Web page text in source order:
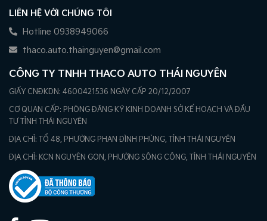
LIÊN HỆ VỚI CHÚNG TÔI
Hotline 0938949066
thaco.auto.thainguyen@gmail.com
CÔNG TY TNHH THACO AUTO THÁI NGUYÊN
GIẤY CNĐKDN: 4600421536 NGÀY CẤP 20/12/2007
CƠ QUAN CẤP: PHÒNG ĐĂNG KÝ KINH DOANH SỞ KẾ HOẠCH VÀ ĐẦU
TƯ TỈNH THÁI NGUYÊN
ĐỊA CHỈ: TỔ 48, PHƯỜNG PHAN ĐÌNH PHÙNG, TỈNH THÁI NGUYÊN
ĐỊA CHỈ: KCN NGUYÊN GON, PHƯỜNG SÔNG CÔNG, TỈNH THÁI NGUYÊN